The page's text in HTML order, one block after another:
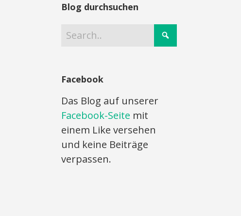
Blog durchsuchen
Facebook
Das Blog auf unserer
Facebook-Seite mit
einem Like versehen
und keine Beiträge
verpassen.